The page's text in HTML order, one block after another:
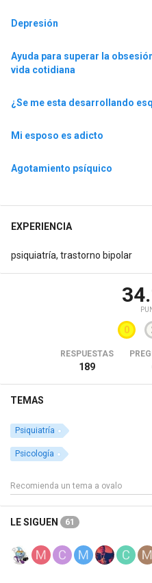
Depresión
Ayuda para superar la
vida cotidiana
¿Se me esta desarrollando
Mi esposo es adicto
Agotamiento psíquico
EXPERIENCIA
psiquiatría, trastorno bipolar
0
RESPUESTAS
189
TEMAS
Psiquiatría
Psicología
LE SIGUEN 61